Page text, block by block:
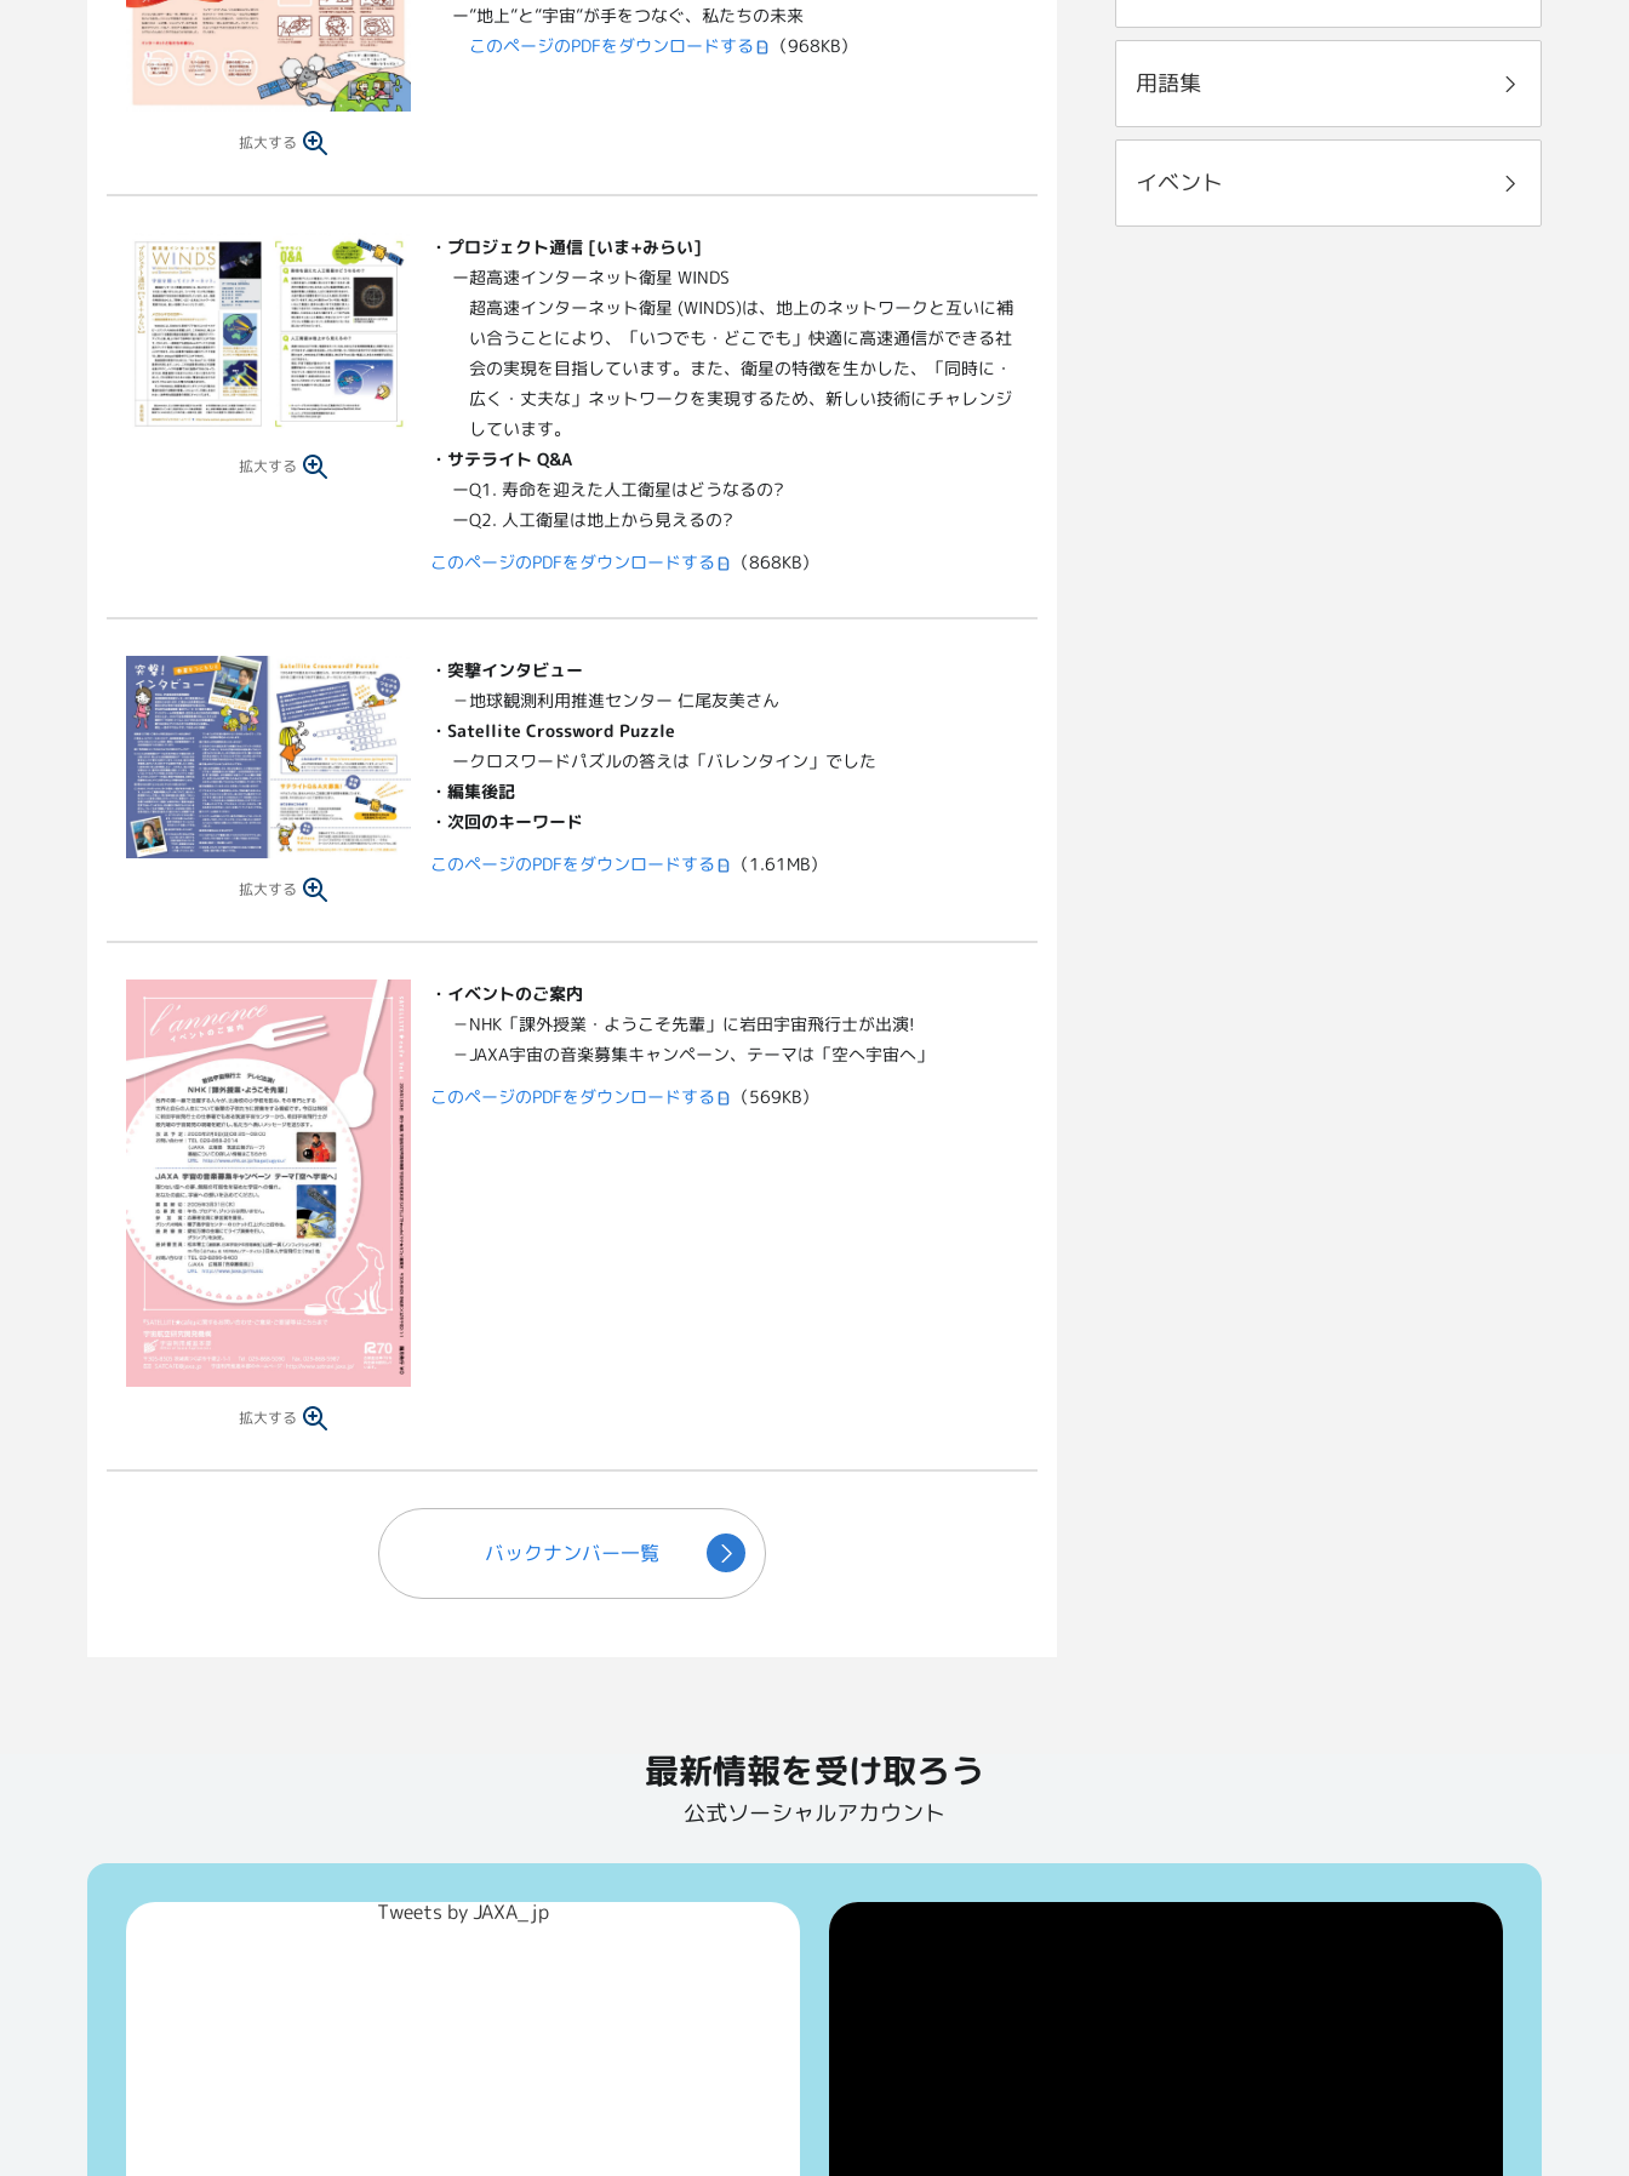
拡大する
ー”地上”と”宇宙”が手をつなぐ、私たちの未来
このページのPDFをダウンロードする
（968KB）
拡大する
・ プロジェクト通信 [いま+みらい]
ー超高速インターネット衛星 WINDS
超高速インターネット衛星 (WINDS)は、地上のネットワークと互いに補
い合うことにより、「いつでも・どこでも」快適に高速通信ができる社
会の実現を目指しています。また、衛星の特徴を生かした、「同時に・
広く・丈夫な」ネットワークを実現するため、新しい技術にチャレンジ
しています。
・サテライト Q&A
ーQ1. 寿命を迎えた人工衛星はどうなるの?
ーQ2. 人工衛星は地上から見えるの?
このページのPDFをダウンロードする
（868KB）
拡大する
・突撃インタビュー
－地球観測利用推進センター 仁尾友美さん
・Satellite Crossword Puzzle
ークロスワードパズルの答えは「バレンタイン」でした
・編集後記
・次回のキーワード
このページのPDFをダウンロードする
（1.61MB）
拡大する
・ イベントのご案内
－NHK「課外授業・ようこそ先輩」に岩田宇宙飛行士が出演!
－JAXA宇宙の音楽募集キャンペーン、テーマは「空へ宇宙へ」
このページのPDFをダウンロードする
（569KB）
バックナンバー一覧
用語集
イベント
最新情報を受け取ろう
公式ソーシャルアカウント
Tweets by JAXA_jp